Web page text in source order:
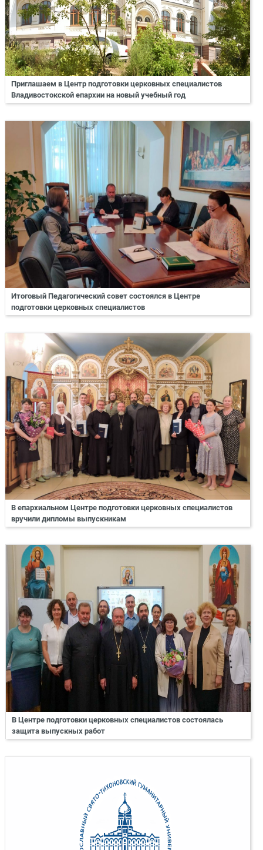
Приглашаем в Центр подготовки церковных специалистов
Владивостокской епархии на новый учебный год
Итоговый Педагогический совет состоялся в Центре
подготовки церковных специалистов
В епархиальном Центре подготовки церковных специалистов
вручили дипломы выпускникам
В Центре подготовки церковных специалистов состоялась
защита выпускных работ